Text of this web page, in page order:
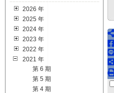
2026 年
2025 年
2024 年
2023 年
2022 年
2021 年
第 6 期
第 5 期
第 4 期